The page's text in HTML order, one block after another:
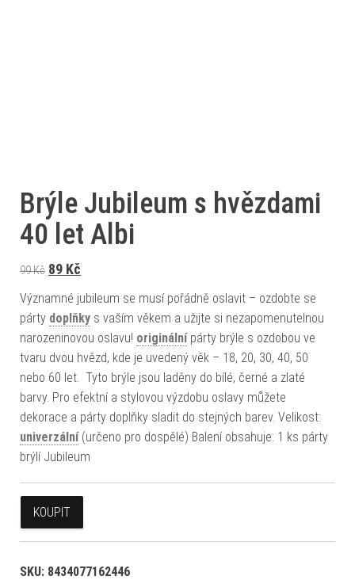
Brýle Jubileum s hvězdami
40 let Albi
99Kč Původní cena byla: 99 Kč.
89 Kč
Významné jubileum se musí pořádně oslavit – ozdobte se
párty doplňky s vaším věkem a užijte si nezapomenutelnou
narozeninovou oslavu! originálnípárty brýle s ozdobou ve
tvaru dvou hvězd, kde je uvedený věk – 18, 20, 30, 40, 50
nebo 60 let. Tyto brýle jsou laděny do bílé, černé a zlaté
barvy. Pro efektní a stylovou výzdobu oslavy můžete
dekorace a párty doplňky sladit do stejných barev. Velikost:
univerzální(určeno pro dospělé) Balení obsahuje: 1 ks párty
brýlí Jubileum
KOUPIT
SKU: 8434077162446